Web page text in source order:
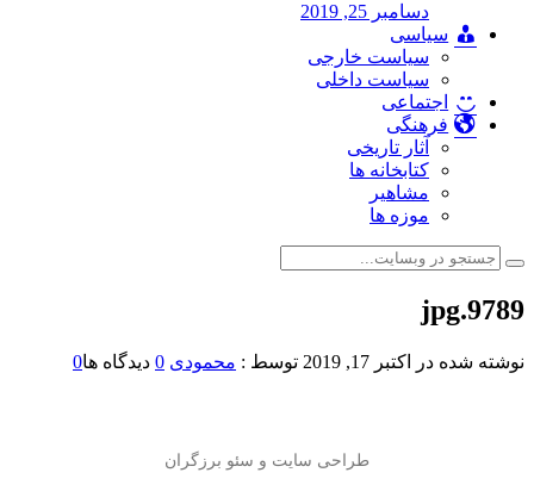
دسامبر 25, 2019
سیاسی
سیاست خارجی
سیاست داخلی
اجتماعی
فرهنگی
آثار تاریخی
کتابخانه ها
مشاهیر
موزه ها
9789.jpg
نوشته شده در اکتبر 17, 2019 توسط : محمودی 0 دیدگاه ها0